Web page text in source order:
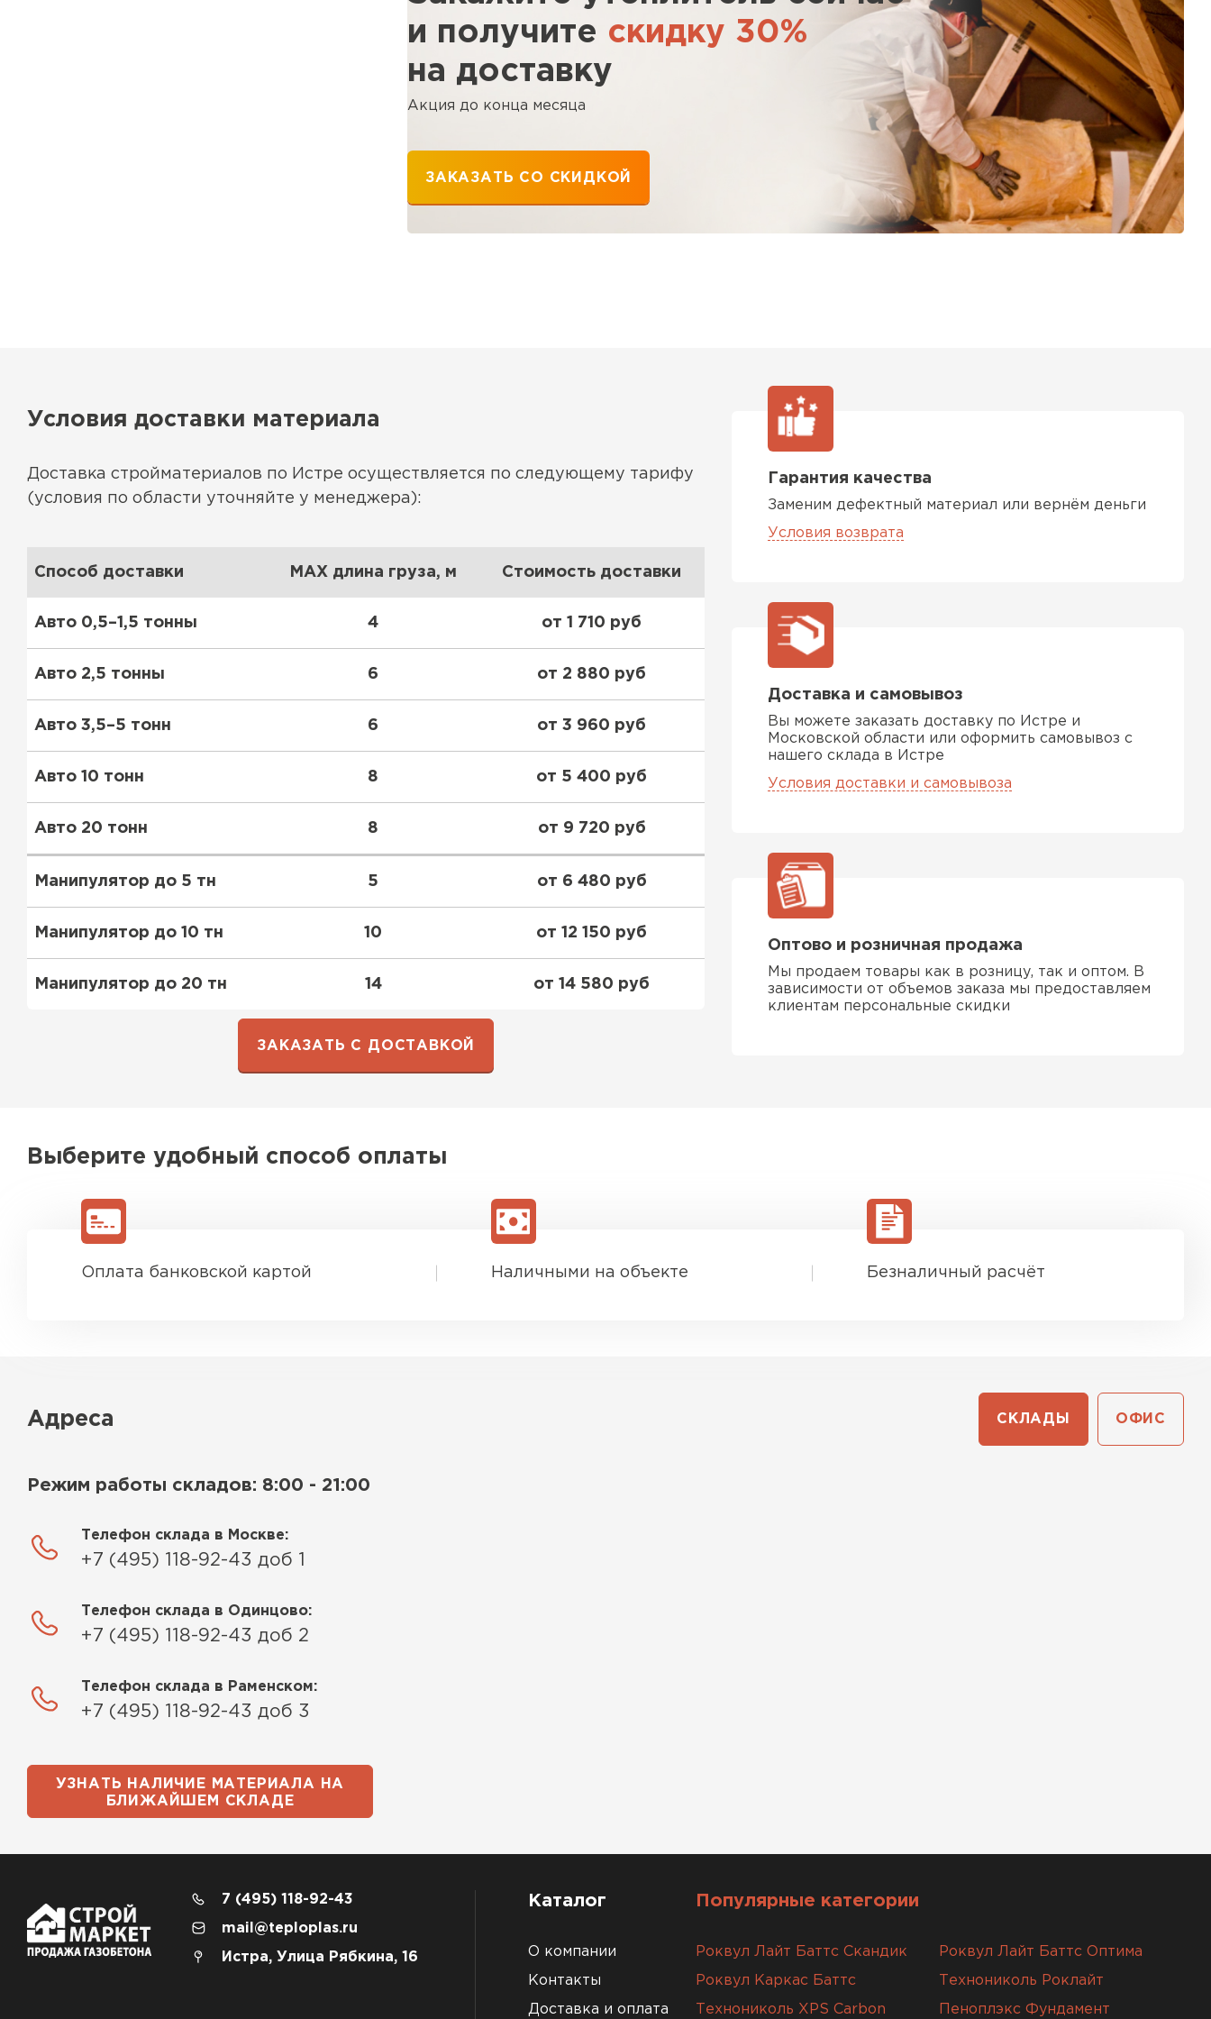
и получите скидку 30%
на доставку
Акция до конца месяца
ЗАКАЗАТЬ СО СКИДКОЙ
Условия доставки материала
Доставка стройматериалов по Истре осуществляется по следующему тарифу
(условия по области уточняйте у менеджера):
Способ доставки MAX длина груза, м Стоимость доставки
Авто 0,5–1,5 тонны 4 от 1 710 руб
Авто 2,5 тонны 6 от 2 880 руб
Авто 3,5–5 тонн 6 от 3 960 руб
Авто 10 тонн 8 от 5 400 руб
Авто 20 тонн 8 от 9 720 руб
Манипулятор до 5 тн 5 от 6 480 руб
Манипулятор до 10 тн 10 от 12 150 руб
Манипулятор до 20 тн 14 от 14 580 руб
ЗАКАЗАТЬ С ДОСТАВКОЙ
Гарантия качества
Заменим дефектный материал или вернём деньги
Условия возврата
Доставка и самовывоз
Вы можете заказать доставку по Истре и
Московской области или оформить самовывоз с
нашего склада в Истре
Условия доставки и самовывоза
Оптово и розничная продажа
Мы продаем товары как в розницу, так и оптом. В
зависимости от объемов заказа мы предоставляем
клиентам персональные скидки
Выберите удобный способ оплаты
Оплата банковской картой Наличными на объекте Безналичный расчёт
Адреса СКЛАДЫ ОФИС
Режим работы складов: 8:00 - 21:00
Телефон склада в Москве:
+7 (495) 118-92-43 доб 1
Телефон склада в Одинцово:
+7 (495) 118-92-43 доб 2
Телефон склада в Раменском:
+7 (495) 118-92-43 доб 3
УЗНАТЬ НАЛИЧИЕ МАТЕРИАЛА НА
БЛИЖАЙШЕМ СКЛАДЕ
7 (495) 118-92-43
mail@teploplas.ru
Истра, Улица Рябкина, 16
Каталог
О компании
Контакты
Доставка и оплата
Популярные категории
Роквул Лайт Баттс Скандик Роквул Лайт Баттс Оптима
Роквул Каркас Баттс Технониколь Роклайт
Технониколь XPS Carbon Пеноплэкс Фундамент
ПЕРЕЙТИ
Утеплитель Технониколь
ПЕРЕЙТИ
Утеплитель Ursa
ПЕРЕЙТИ
Утеплитель Неман
ПЕРЕЙТИ
Сэндвич-панели
ПЕРЕЙТИ
Утеплитель Izolife
Утеплитель Тимплэкс